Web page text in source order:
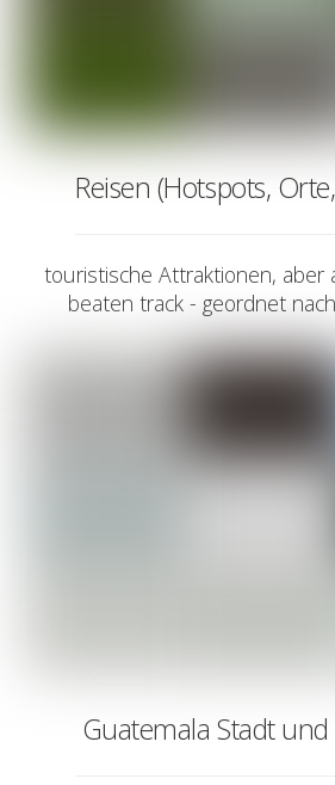
Reisen (Hotspots,
touristische Attraktionen, aber
beaten track - geordnet
Guatemala Stadt